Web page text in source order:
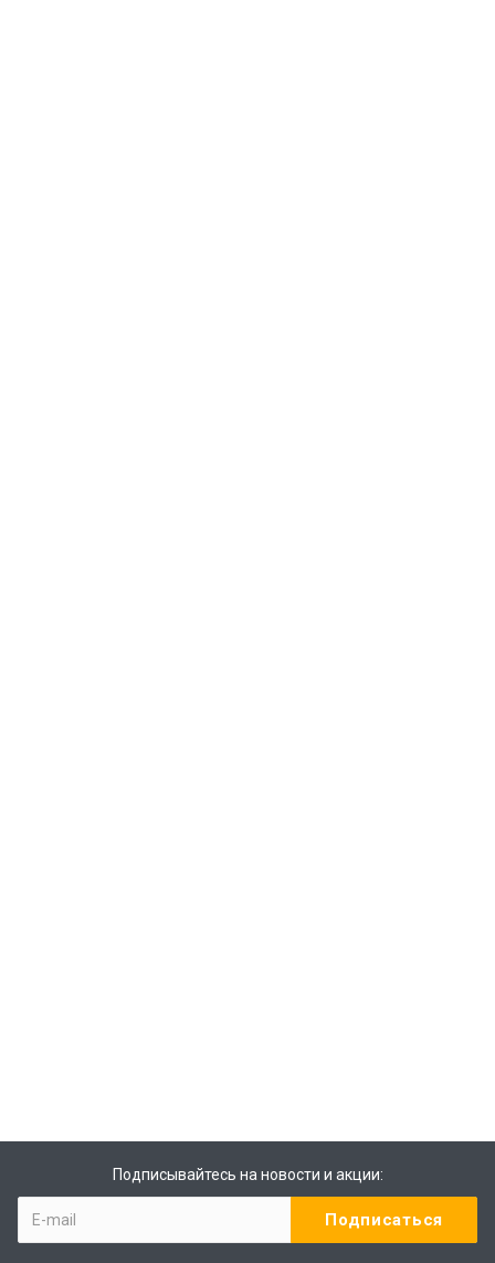
Подписывайтесь на новости и акции: